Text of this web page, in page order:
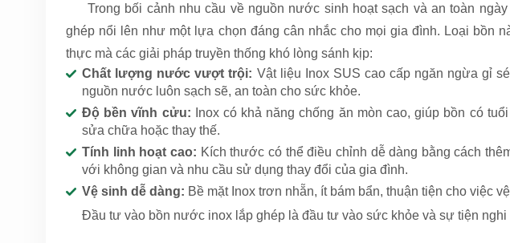
Trong bối cảnh nhu cầu về nguồn nước sinh hoạt sạch và an toàn
ghép nổi lên như một lựa chọn đáng cân nhắc cho mọi gia đình. Loại bồn
thực mà các giải pháp truyền thống khó lòng sánh kịp:
Chất lượng nước vượt trội: Vật liệu Inox SUS cao cấp ngăn ngừa gỉ
nguồn nước luôn sạch sẽ, an toàn cho sức khỏe.
Độ bền vĩnh cửu: Inox có khả năng chống ăn mòn cao, giúp bồn có
sửa chữa hoặc thay thế.
Tính linh hoạt cao: Kích thước có thể điều chỉnh dễ dàng bằng cách
với không gian và nhu cầu sử dụng thay đổi của gia đình.
Vệ sinh dễ dàng: Bề mặt Inox trơn nhẵn, ít bám bẩn, thuận tiện cho việc
Đầu tư vào bồn nước inox lắp ghép là đầu tư vào sức khỏe và sự tiện nghi